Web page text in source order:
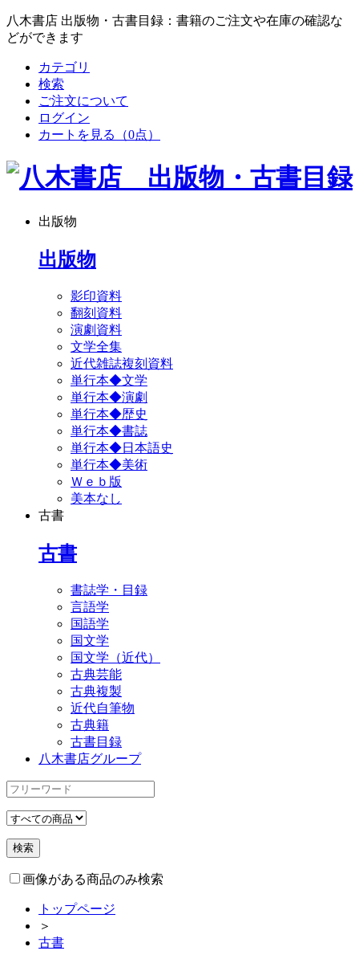
八木書店 出版物・古書目録：書籍のご注文や在庫の確認な
どができます
カテゴリ
検索
ご注文について
ログイン
カートを見る
（0点）
出版物
出版物
影印資料
翻刻資料
演劇資料
文学全集
近代雑誌複刻資料
単行本◆文学
単行本◆演劇
単行本◆歴史
単行本◆書誌
単行本◆日本語史
単行本◆美術
Ｗｅｂ版
美本なし
古書
古書
書誌学・目録
言語学
国語学
国文学
国文学（近代）
古典芸能
古典複製
近代自筆物
古典籍
古書目録
八木書店グループ
画像がある商品のみ検索
トップページ
＞
古書